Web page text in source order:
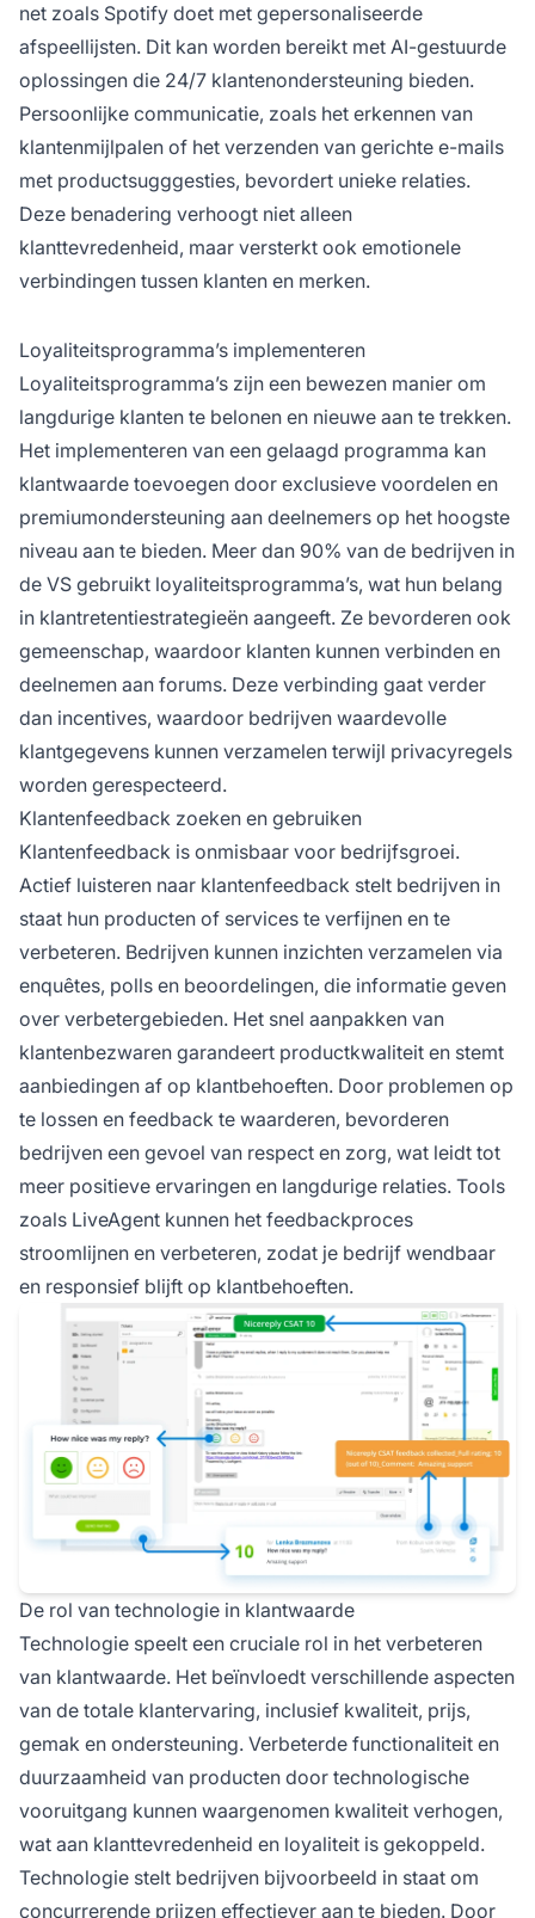
net zoals Spotify doet met gepersonaliseerde
afspeellijsten. Dit kan worden bereikt met AI-gestuurde
oplossingen die 24/7 klantenondersteuning bieden.
Persoonlijke communicatie, zoals het erkennen van
klantenmijlpalen of het verzenden van gerichte e-mails
met productsugggesties, bevordert unieke relaties.
Deze benadering verhoogt niet alleen
klanttevredenheid, maar versterkt ook emotionele
verbindingen tussen klanten en merken.
Loyaliteitsprogramma’s implementeren
Loyaliteitsprogramma’s zijn een bewezen manier om
langdurige klanten te belonen en nieuwe aan te trekken.
Het implementeren van een gelaagd programma kan
klantwaarde toevoegen door exclusieve voordelen en
premiumondersteuning aan deelnemers op het hoogste
niveau aan te bieden. Meer dan 90% van de bedrijven in
de VS gebruikt loyaliteitsprogramma’s, wat hun belang
in klantretentiestrategieën aangeeft. Ze bevorderen ook
gemeenschap, waardoor klanten kunnen verbinden en
deelnemen aan forums. Deze verbinding gaat verder
dan incentives, waardoor bedrijven waardevolle
klantgegevens kunnen verzamelen terwijl privacyregels
worden gerespecteerd.
Klantenfeedback zoeken en gebruiken
Klantenfeedback is onmisbaar voor bedrijfsgroei.
Actief luisteren naar klantenfeedback stelt bedrijven in
staat hun producten of services te verfijnen en te
verbeteren. Bedrijven kunnen inzichten verzamelen via
enquêtes, polls en beoordelingen, die informatie geven
over verbetergebieden. Het snel aanpakken van
klantenbezwaren garandeert productkwaliteit en stemt
aanbiedingen af op klantbehoeften. Door problemen op
te lossen en feedback te waarderen, bevorderen
bedrijven een gevoel van respect en zorg, wat leidt tot
meer positieve ervaringen en langdurige relaties. Tools
zoals LiveAgent kunnen het feedbackproces
stroomlijnen en verbeteren, zodat je bedrijf wendbaar
en responsief blijft op klantbehoeften.
De rol van technologie in klantwaarde
Technologie speelt een cruciale rol in het verbeteren
van klantwaarde. Het beïnvloedt verschillende aspecten
van de totale klantervaring, inclusief kwaliteit, prijs,
gemak en ondersteuning. Verbeterde functionaliteit en
duurzaamheid van producten door technologische
vooruitgang kunnen waargenomen kwaliteit verhogen,
wat aan klanttevredenheid en loyaliteit is gekoppeld.
Technologie stelt bedrijven bijvoorbeeld in staat om
concurrerende prijzen effectiever aan te bieden. Door